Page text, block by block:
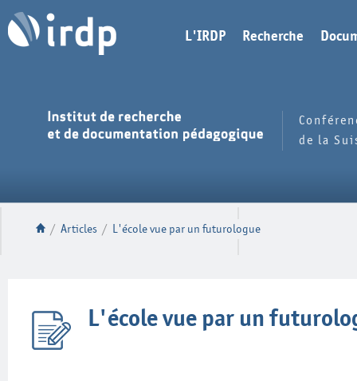
L'IRDP Recherche
de la
/ Articles / L'école vue par un futurologue
L'école vue par un